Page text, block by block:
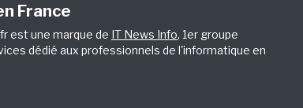
France
est une marque de IT News Info, 1er groupe
dédié aux professionnels de l'informatique en